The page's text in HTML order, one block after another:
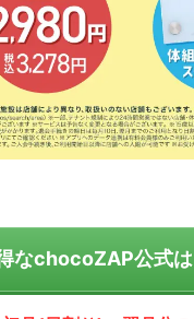
なchocoZAP公式